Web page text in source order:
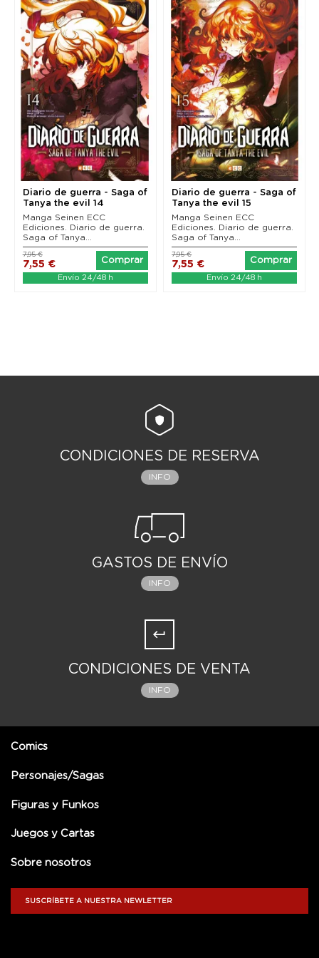
Diario de guerra - Saga of
Tanya the evil 14
Manga Seinen ECC
Ediciones. Diario de guerra.
Saga of Tanya...
7,55 €
7,95 €
Comprar
Envío 24/48 h
Diario de guerra - Saga of
Tanya the evil 15
Manga Seinen ECC
Ediciones. Diario de guerra.
Saga of Tanya...
7,55 €
7,95 €
Comprar
Envío 24/48 h
CONDICIONES DE RESERVA
INFO
GASTOS DE ENVÍO
INFO
CONDICIONES DE VENTA
INFO
Comics
Personajes/Sagas
Figuras y Funkos
Juegos y Cartas
Sobre nosotros
SUSCRÍBETE A NUESTRA NEWLETTER